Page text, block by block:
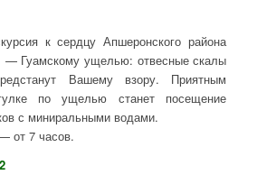
к сердцу Апшеронского района
— Гуамскому ущелью: отвесные скалы
Вашему взору. Приятным
по ущелью станет посещение
с миниральными водами.
от 7 часов.